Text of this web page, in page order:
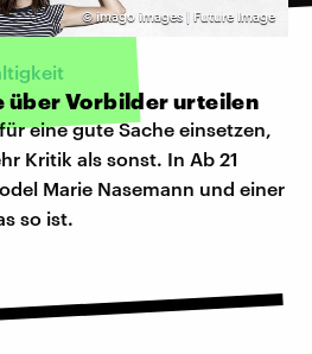
©imago images | Future Image
über Vorbilder urteilen
eine gute Sache einsetzen,
Kritik als sonst. In Ab 21
Marie Nasemann und einer
so ist.